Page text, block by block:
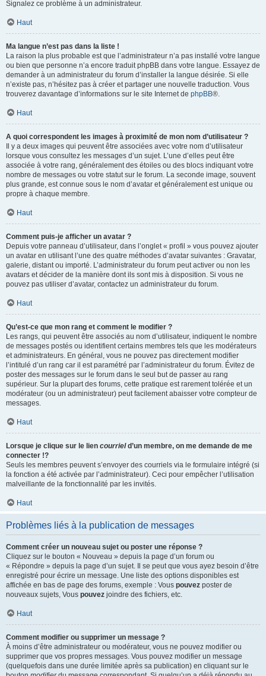
Signalez ce problème à un administrateur.
Haut
Ma langue n’est pas dans la liste !
La raison la plus probable est que l’administrateur n’a pas installé votre langue
ou bien que personne n’a encore traduit phpBB dans votre langue. Essayez de
demander à un administrateur du forum d’installer la langue désirée. Si elle
n’existe pas, n’hésitez pas à créer et partager une nouvelle traduction. Vous
trouverez davantage d’informations sur le site Internet de phpBB®.
Haut
A quoi correspondent les images à proximité de mon nom d’utilisateur ?
Il y a deux images qui peuvent être associées avec votre nom d’utilisateur
lorsque vous consultez les messages d’un sujet. L’une d’elles peut être
associée à votre rang, généralement des étoiles ou des blocs indiquant votre
nombre de messages ou votre statut sur le forum. La seconde image, souvent
plus grande, est connue sous le nom d’avatar et généralement est unique ou
propre à chaque membre.
Haut
Comment puis-je afficher un avatar ?
Depuis votre panneau d’utilisateur, dans l’onglet « profil » vous pouvez ajouter
un avatar en utilisant l’une des quatre méthodes d’avatar suivantes : Gravatar,
galerie, distant ou importé. L’administrateur du forum peut activer ou non les
avatars et décider de la manière dont ils sont mis à disposition. Si vous ne
pouvez pas utiliser d’avatar, contactez un administrateur du forum.
Haut
Qu’est-ce que mon rang et comment le modifier ?
Les rangs, qui peuvent être associés au nom d’utilisateur, indiquent le nombre
de messages postés ou identifient certains membres tels que les modérateurs
et administrateurs. En général, vous ne pouvez pas directement modifier
l’intitulé d’un rang car il est paramétré par l’administrateur du forum. Évitez de
poster des messages sur le forum dans le seul but de passer au rang
supérieur. Sur la plupart des forums, cette pratique est rarement tolérée et un
modérateur (ou un administrateur) peut facilement abaisser votre compteur de
messages.
Haut
Lorsque je clique sur le lien courrield’un membre, on me demande de me
connecter !?
Seuls les membres peuvent s’envoyer des courriels via le formulaire intégré (si
la fonction a été activée par l’administrateur). Ceci pour empêcher l’utilisation
malveillante de la fonctionnalité par les invités.
Haut
Problèmes liés à la publication de messages
Comment créer un nouveau sujet ou poster une réponse ?
Cliquez sur le bouton « Nouveau » depuis la page d’un forum ou
« Répondre » depuis la page d’un sujet. Il se peut que vous ayez besoin d’être
enregistré pour écrire un message. Une liste des options disponibles est
affichée en bas de page des forums, exemple : Vous pouvez poster de
nouveaux sujets, Vous pouvez joindre des fichiers, etc.
Haut
Comment modifier ou supprimer un message ?
À moins d’être administrateur ou modérateur, vous ne pouvez modifier ou
supprimer que vos propres messages. Vous pouvez modifier un message
(quelquefois dans une durée limitée après sa publication) en cliquant sur le